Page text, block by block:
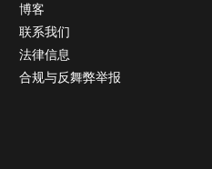
博客
联系我们
法律信息
合规与反舞弊举报